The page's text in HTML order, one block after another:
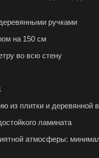
ручками
на 150 см
во всю стену
из плитки и деревянной
ламината
атмосферы: